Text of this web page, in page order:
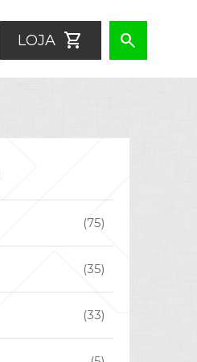
LOJA shopping_cart search
(75)
(35)
(33)